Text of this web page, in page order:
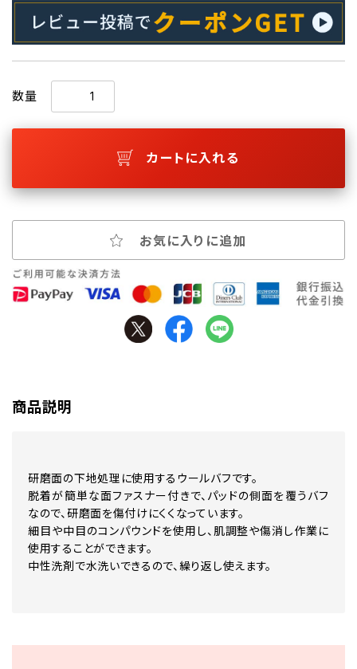
数量
カートに入れる
お気に入りに追加
商品説明
研磨面の下地処理に使用するウールバフです。
脱着が簡単な面ファスナー付きで、パッドの側面を覆うバフ
なので、研磨面を傷付けにくくなっています。
細目や中目のコンパウンドを使用し、肌調整や傷消し作業に
使用することができます。
中性洗剤で水洗いできるので、繰り返し使えます。